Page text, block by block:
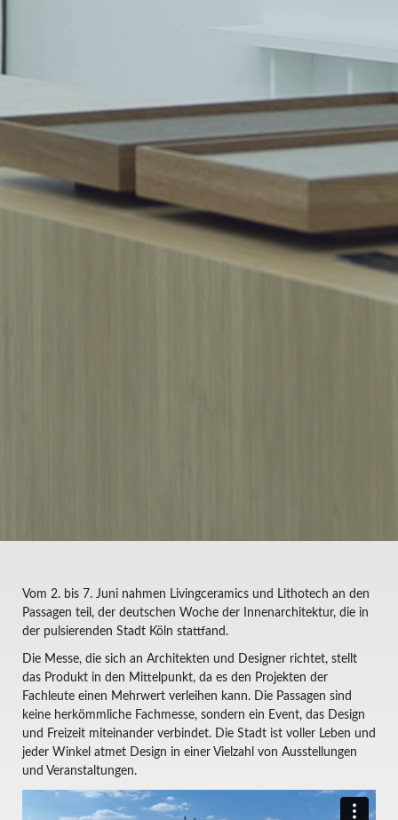
Vom 2. bis 7. Juni nahmen Livingceramics und Lithotech an den
Passagen teil, der deutschen Woche der Innenarchitektur, die in
der pulsierenden Stadt Köln stattfand.
Die Messe, die sich an Architekten und Designer richtet, stellt
das Produkt in den Mittelpunkt, da es den Projekten der
Fachleute einen Mehrwert verleihen kann. Die Passagen sind
keine herkömmliche Fachmesse, sondern ein Event, das Design
und Freizeit miteinander verbindet. Die Stadt ist voller Leben und
jeder Winkel atmet Design in einer Vielzahl von Ausstellungen
und Veranstaltungen.